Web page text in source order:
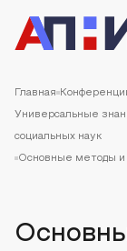
Главная
Универсальные
социальных наук
Основные методы и